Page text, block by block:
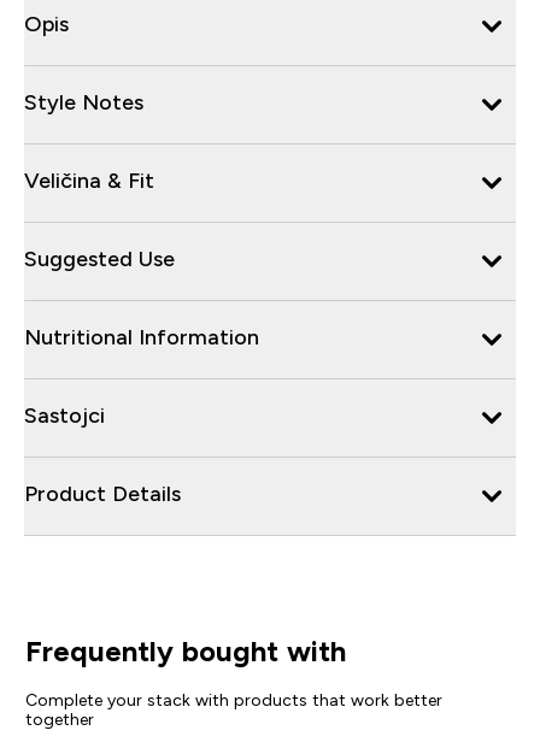
Opis
Style Notes
Veličina & Fit
Suggested Use
Nutritional Information
Sastojci
Product Details
Frequently bought with
Complete your stack with products that work better
together